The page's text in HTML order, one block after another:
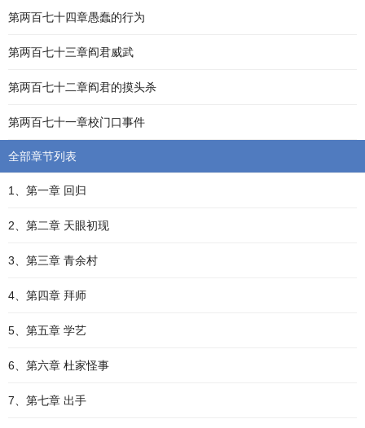
第两百七十四章愚蠢的行为
第两百七十三章阎君威武
第两百七十二章阎君的摸头杀
第两百七十一章校门口事件
全部章节列表
1、第一章 回归
2、第二章 天眼初现
3、第三章 青余村
4、第四章 拜师
5、第五章 学艺
6、第六章 杜家怪事
7、第七章 出手